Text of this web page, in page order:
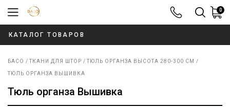
8-800-100-
0
КАТАЛОГ ТОВАРОВ
БАСО ТКАНИ ДЛЯ ШТОР ТЮЛЬ ОРГАНЗА ВЫСОТА 280-300 СМ
ТЮЛЬ ОРГАНЗА ВЫШИВКА
Тюль органза Вышивка